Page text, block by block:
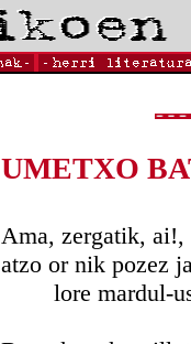
UMETXO
Ama, zergatik, ai!,
atzo or nik pozez
lore mardul-